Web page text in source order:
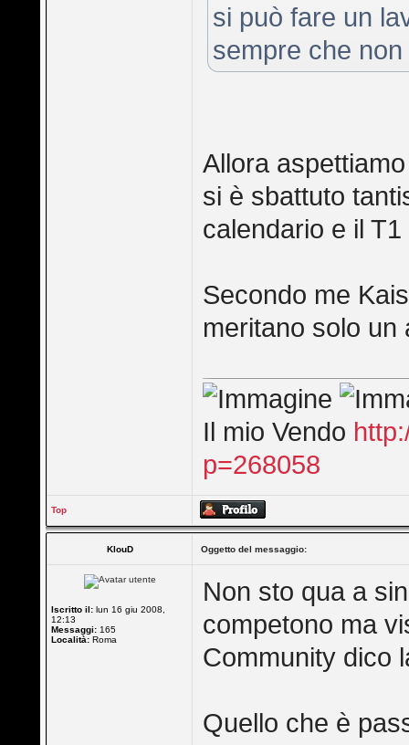
si può fare un
sempre che
Allora
si è sbattuto
calendario e il
Secondo me
meritano solo un
Il mio Vendo
p=268058
Top
KlouD Oggetto del messaggio:
Iscritto il: lun 16 giu 2008,
12:13
Messaggi: 165
Località: Roma
Non sto qua a
competono ma
Community dico
Quello che è